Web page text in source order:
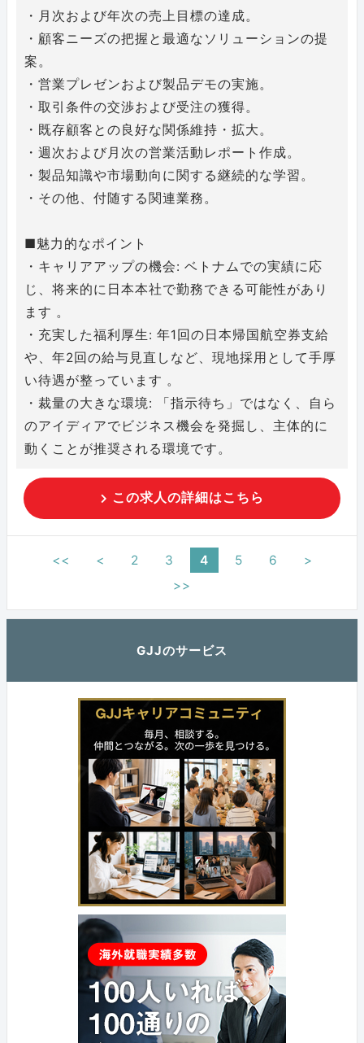
・月次および年次の売上目標の達成。
・顧客ニーズの把握と最適なソリューションの提
案。
・営業プレゼンおよび製品デモの実施。
・取引条件の交渉および受注の獲得。
・既存顧客との良好な関係維持・拡大。
・週次および月次の営業活動レポート作成。
・製品知識や市場動向に関する継続的な学習。
・その他、付随する関連業務。
■魅力的なポイント
・キャリアアップの機会: ベトナムでの実績に応
じ、将来的に日本本社で勤務できる可能性があり
ます 。
・充実した福利厚生: 年1回の日本帰国航空券支給
や、年2回の給与見直しなど、現地採用として手厚
い待遇が整っています 。
・裁量の大きな環境: 「指示待ち」ではなく、自ら
のアイディアでビジネス機会を発掘し、主体的に
動くことが推奨される環境です。
この求人の詳細はこちら
<< < 2 3 4 5 6
>
>>
GJJのサービス